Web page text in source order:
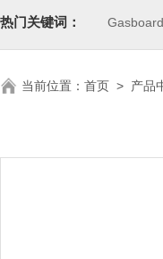
热门关键词：
当前位置： 首页 > 产品